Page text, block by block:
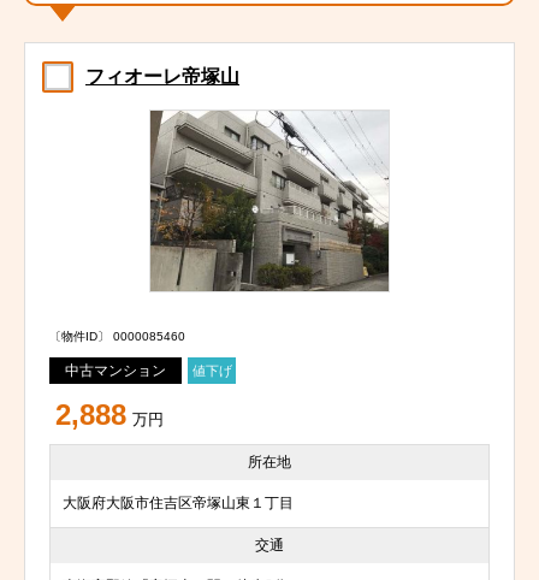
フィオーレ帝塚山
〔物件ID〕 0000085460
中古マンション 値下げ
2,888 万円
所在地
大阪府大阪市住吉区帝塚山東１丁目
交通